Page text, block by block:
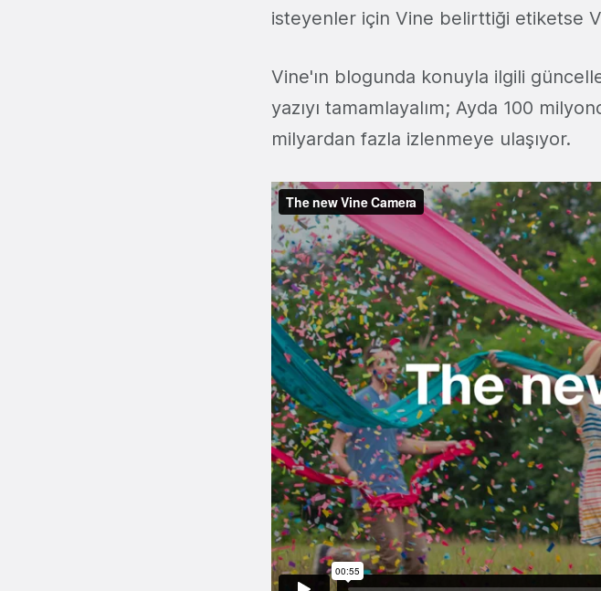
isteyenler için Vine belirttiği etiketse
Vine'ın blogunda konuyla ilgili
yazıyı tamamlayalım; Ayda 100
milyardan fazla izlenmeye ulaşıyor.